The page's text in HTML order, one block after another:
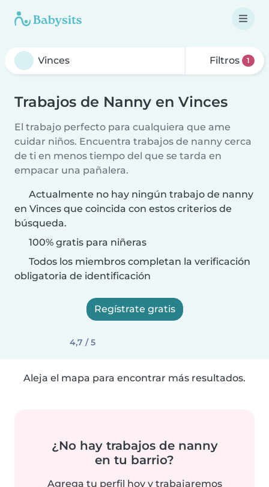
Filtros 1
Trabajos de Nanny en Vinces
El trabajo perfecto para cualquiera que ame
cuidar niños. Encuentra trabajos de nanny cerca
de ti en menos tiempo del que se tarda en
empacar una pañalera.
Actualmente no hay ningún trabajo de nanny
en Vinces que coincida con estos criterios de
búsqueda.
100% gratis para niñeras
Todos los miembros completan la verificación
obligatoria de identificación
Regístrate gratis
4,7 / 5
Aleja el mapa para encontrar más resultados.
¿No hay trabajos de nanny
en tu barrio?
Agrega tu perfil hoy y trabajaremos